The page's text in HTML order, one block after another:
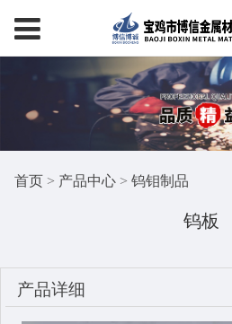
首页> 产品中心> 钨钼制品
钨板
产品详细